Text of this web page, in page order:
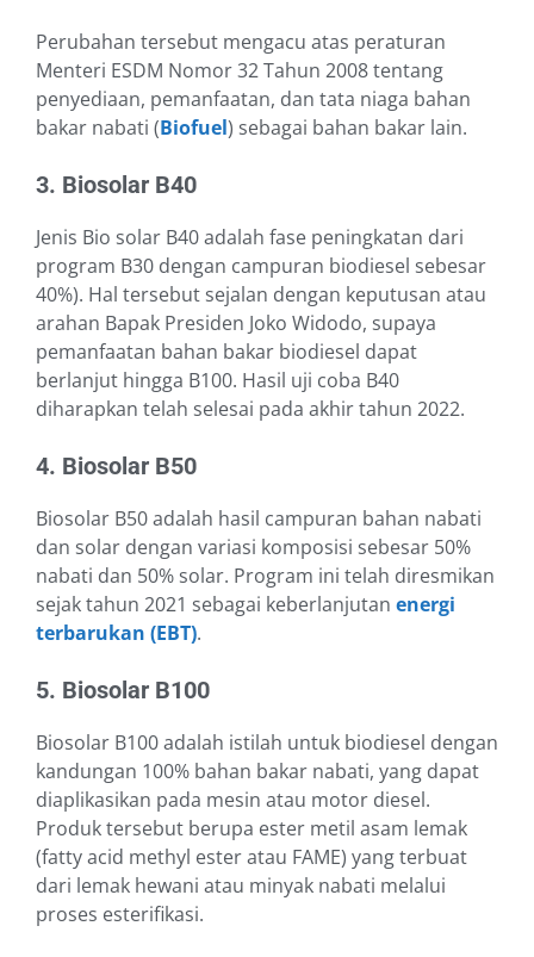
Perubahan tersebut mengacu atas peraturan
Menteri ESDM Nomor 32 Tahun 2008 tentang
penyediaan, pemanfaatan, dan tata niaga bahan
bakar nabati (Biofuel) sebagai bahan bakar lain.
3. Biosolar B40
Jenis Bio solar B40 adalah fase peningkatan dari
program B30 dengan campuran biodiesel sebesar
40%). Hal tersebut sejalan dengan keputusan atau
arahan Bapak Presiden Joko Widodo, supaya
pemanfaatan bahan bakar biodiesel dapat
berlanjut hingga B100. Hasil uji coba B40
diharapkan telah selesai pada akhir tahun 2022.
4. Biosolar B50
Biosolar B50 adalah hasil campuran bahan nabati
dan solar dengan variasi komposisi sebesar 50%
nabati dan 50% solar. Program ini telah diresmikan
sejak tahun 2021 sebagai keberlanjutan energi
terbarukan (EBT).
5. Biosolar B100
Biosolar B100 adalah istilah untuk biodiesel dengan
kandungan 100% bahan bakar nabati, yang dapat
diaplikasikan pada mesin atau motor diesel.
Produk tersebut berupa ester metil asam lemak
(fatty acid methyl ester atau FAME) yang terbuat
dari lemak hewani atau minyak nabati melalui
proses esterifikasi.